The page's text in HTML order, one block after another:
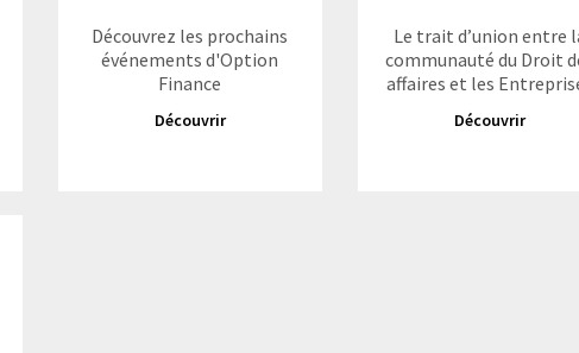
Découvrez les prochains
événements d'Option
Finance
Découvrir
Le trait d’union entre
communauté du Droit
affaires et les
Découvrir